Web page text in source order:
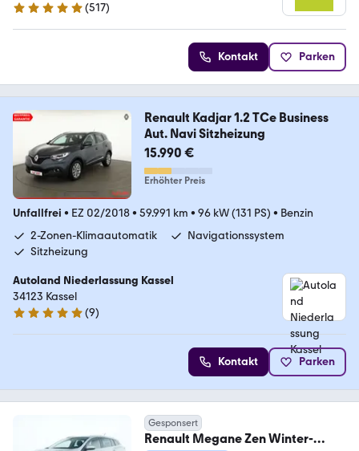
4.8 Sterne
(517)
Kontakt Parken
Renault Kadjar 1.2 TCe Business
Aut. Navi Sitzheizung
15.990 €
Erhöhter Preis
Unfallfrei • EZ 02/2018• 59.991 km • 96 kW (131 PS) • Benzin
2-Zonen-Klimaautomatik
Navigationssystem
Sitzheizung
Autoland Niederlassung Kassel
34123 Kassel
5 Sterne
(9)
Kontakt Parken
Gesponsert
Renault Megane Zen Winter-